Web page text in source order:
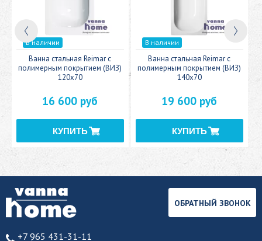
В наличии
Ванна стальная Reimar с
полимерным покрытием (ВИЗ)
120x70
16 600 руб
В наличии
Ванна стальная Reimar с
полимерным покрытием (ВИЗ)
140x70
19 600 руб
+7 965 431-31-11
ОБРАТНЫЙ ЗВОНОК